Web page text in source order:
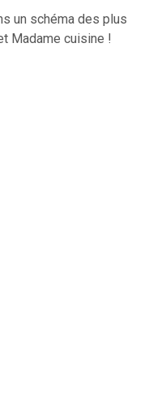
un schéma des plus
Madame cuisine !